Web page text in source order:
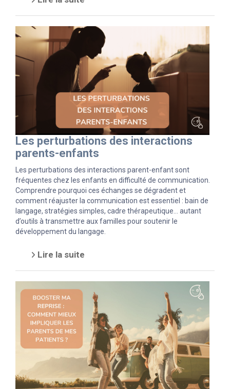
Les perturbations des interactions
parents-enfants
Les perturbations des interactions parent-enfant sont
fréquentes chez les enfants en difficulté de communication.
Comprendre pourquoi ces échanges se dégradent et
comment réajuster la communication est essentiel : bain de
langage, stratégies simples, cadre thérapeutique… autant
d’outils à transmettre aux familles pour soutenir le
développement du langage.
Lire la suite